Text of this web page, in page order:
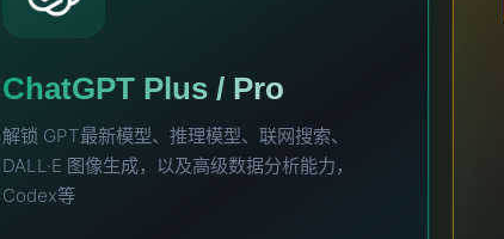
ChatGPT Plus / Pro
解锁 GPT最新模型、推理模型、联网搜索、
DALL·E 图像生成，以及高级数据分析能力，
Codex等